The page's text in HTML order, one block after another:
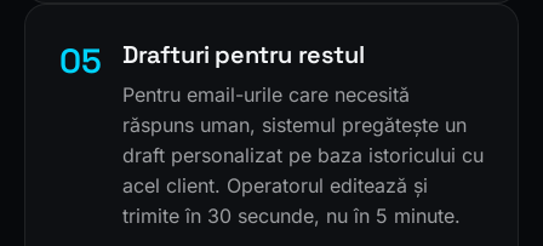
05 Drafturi pentru restul
Pentru email-urile care necesită
răspuns uman, sistemul pregătește un
draft personalizat pe baza istoricului cu
acel client. Operatorul editează și
trimite în 30 secunde, nu în 5 minute.